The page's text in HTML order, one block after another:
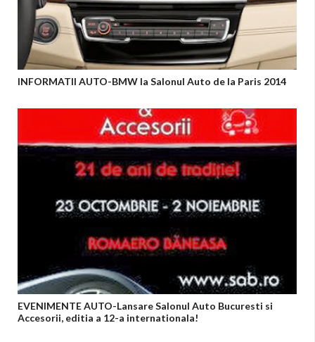
INFORMATII AUTO-BMW la Salonul Auto de la Paris 2014
EVENIMENTE AUTO-Lansare Salonul Auto Bucuresti si
Accesorii, editia a 12-a internationala!